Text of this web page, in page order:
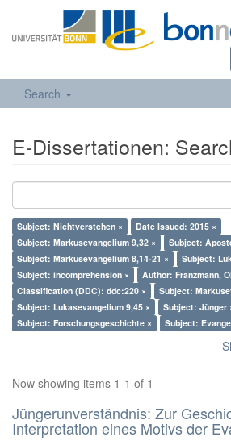
Search
E-Dissertationen:
Subject: Nichtverstehen ×
Date Issued: 2015 ×
Subject: Markusevangelium 9,32 ×
Subject:
Subject: Markusevangelium 8,14-21 ×
Subject:
Subject: incomprehension ×
Author: Franzmann,
Classification (DDC): ddc:220 ×
Subject:
Subject: Lukasevangelium 9,45 ×
Subject: Jünger
Subject: Forschungsgeschichte ×
Subject:
Now showing items 1-1 of 1
Jüngerunverständnis: Zur
Interpretation eines Motivs der